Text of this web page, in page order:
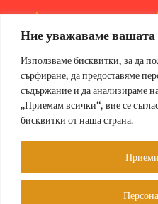
Ние уважаваме вашата
Използваме бисквитки, за да
сърфиране, да предоставяме
съдържание и да анализираме
„Приемам всички“, вие се
бисквитки от наша страна.
32 ℃ 32 ℃
© Copyright 2026, Всички
Designed by
Условия за